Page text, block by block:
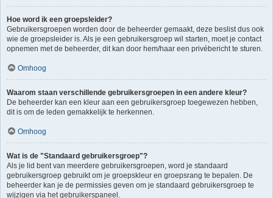
Hoe word ik een groepsleider?
Gebruikersgroepen worden door de beheerder gemaakt, deze beslist dus ook
wie de groepsleider is. Als je een gebruikersgroep wil starten, moet je contact
opnemen met de beheerder, dit kan door hem/haar een privébericht te sturen.
Omhoog
Waarom staan verschillende gebruikersgroepen in een andere kleur?
De beheerder kan een kleur aan een gebruikersgroep toegewezen hebben,
dit is om de leden gemakkelijk te herkennen.
Omhoog
Wat is de "Standaard gebruikersgroep"?
Als je lid bent van meerdere gebruikersgroepen, word je standaard
gebruikersgroep gebruikt om je groepskleur en groepsrang te bepalen. De
beheerder kan je de permissies geven om je standaard gebruikersgroep te
wijzigen via het gebruikerspaneel.